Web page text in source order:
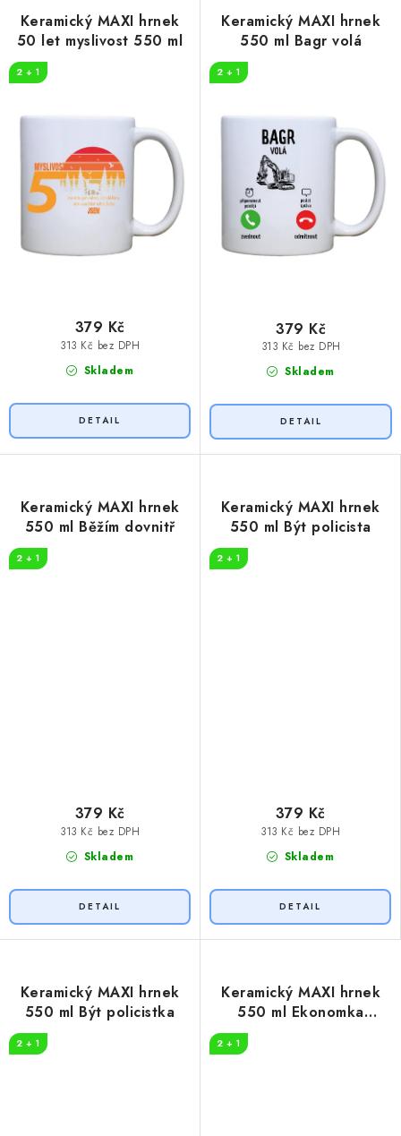
Keramický MAXI hrnek
50 let myslivost 550 ml
2 + 1
Skladem
313 Kč bez DPH
379 Kč
Keramický MAXI hrnek
550 ml Bagr volá
2 + 1
Skladem
313 Kč bez DPH
379 Kč
Keramický MAXI hrnek
550 ml Běžím dovnitř
2 + 1
Skladem
313 Kč bez DPH
379 Kč
Keramický MAXI hrnek
550 ml Být policista
2 + 1
Skladem
313 Kč bez DPH
379 Kč
Keramický MAXI hrnek
550 ml Být policistka
2 + 1
Keramický MAXI hrnek
550 ml Ekonomka
2 + 1